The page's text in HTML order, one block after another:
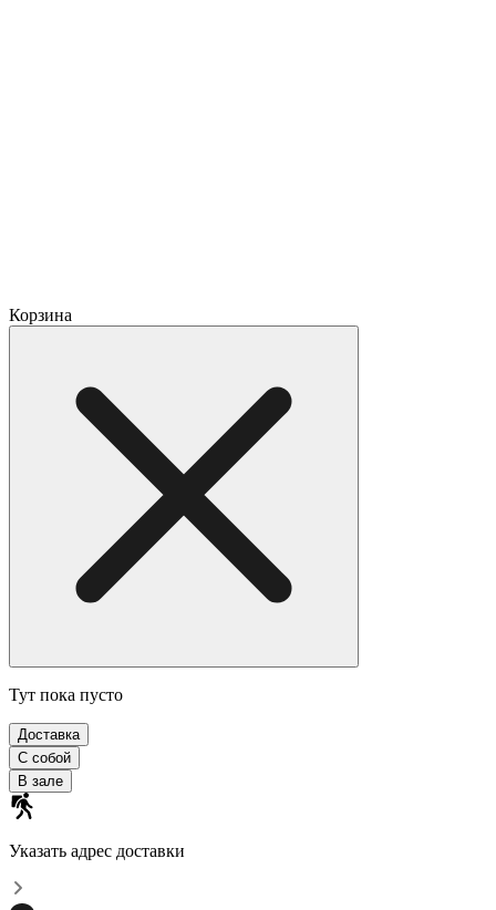
Корзина
Тут пока пусто
Доставка
С собой
В зале
Указать адрес доставки